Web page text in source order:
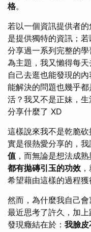
格。
若以一個資訊提供者
是提供獨特的資訊；
分享過一系列完整的
為主題，我又懶得每
自己去逛也能發現的
能解決的問題也幾乎
活？我又不是正妹，
分享什麼了 XD
這樣說來我不是乾脆
實是很熱愛分享的，我
值 ，而無論是想法成
都有拋磚引玉的功效
希望藉由這樣的過程獲
然而，為什麼我自己
最近思考了許久，加
發現癥結在於： 我臉